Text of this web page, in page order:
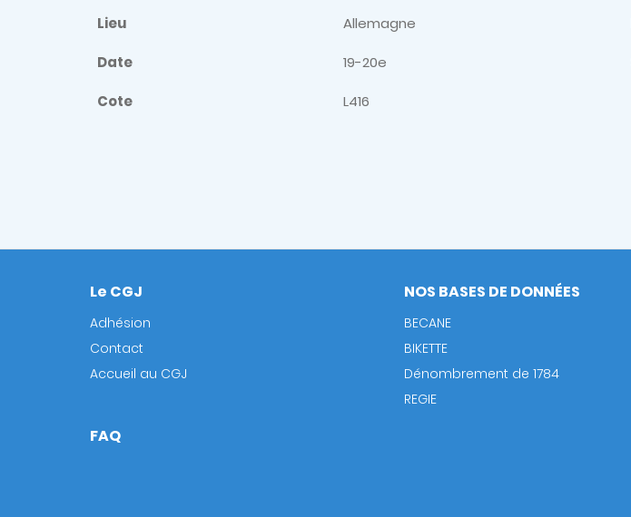
Lieu Allemagne
Date 19-20e
Cote L416
Footer
Le CGJ
Adhésion
Contact
Accueil au CGJ
NOS BASES DE DONNÉES
BECANE
BIKETTE
Dénombrement de 1784
REGIE
FAQ